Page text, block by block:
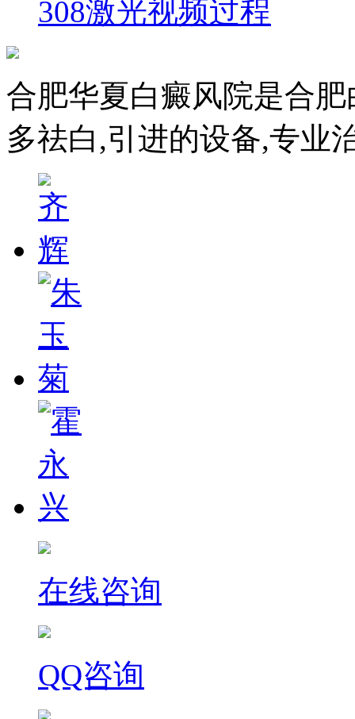
308激光视频过程
合肥华夏白癜风院是合
多祛白,引进的设备,专业
在线咨询
QQ咨询